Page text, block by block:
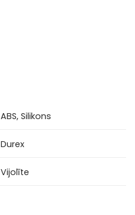
ABS, Silikons
Durex
Vijolīte